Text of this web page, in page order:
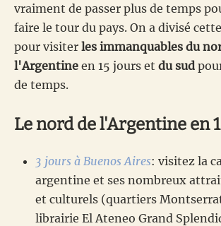
vraiment de passer plus de temps
faire le tour du pays. On a divisé
pour visiter les immanquables du
l'Argentine en 15 jours et du sud
de temps.
Le nord de l'Argentine en
3 jours à Buenos Aires: visitez la
argentine et ses nombreux
et culturels (quartiers
librairie El Ateneo Grand